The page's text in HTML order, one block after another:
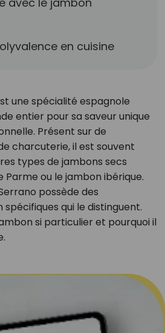
en cuisine
une spécialité espagnole
entier pour sa saveur unique
Présent sur de
charcuterie, il est souvent
types de jambons secs
ou le jambon ibérique.
possède des
qui le distinguent.
si particulier et pourquoi il